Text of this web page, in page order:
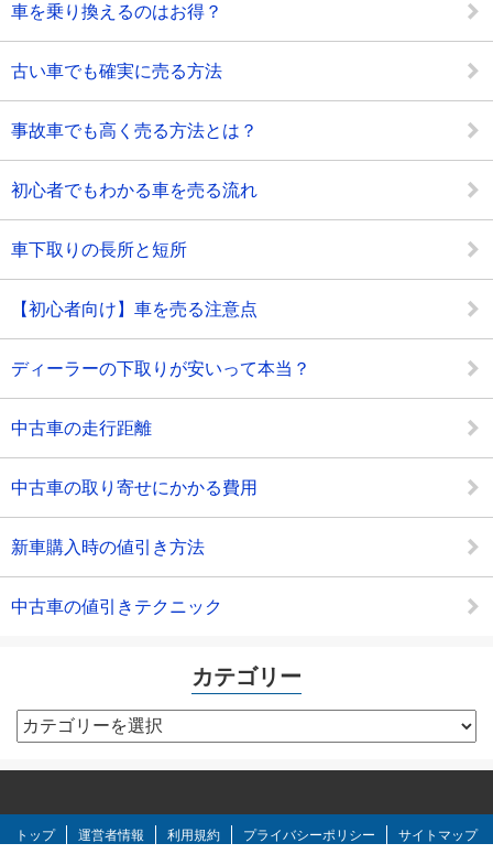
車を乗り換えるのはお得？
古い車でも確実に売る方法
事故車でも高く売る方法とは？
初心者でもわかる車を売る流れ
車下取りの長所と短所
【初心者向け】車を売る注意点
ディーラーの下取りが安いって本当？
中古車の走行距離
中古車の取り寄せにかかる費用
新車購入時の値引き方法
中古車の値引きテクニック
カテゴリー
カ
テ
ゴ
ートップ 運営者情報 利用規約 プライバシーポリシー
サイトマップ